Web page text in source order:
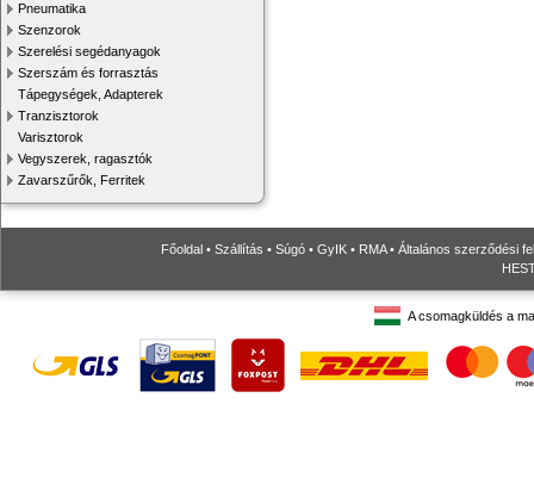
Pneumatika
Szenzorok
Szerelési segédanyagok
Szerszám és forrasztás
Tápegységek, Adapterek
Tranzisztorok
Varisztorok
Vegyszerek, ragasztók
Zavarszűrők, Ferritek
Főoldal • Szállítás • Súgó • GyIK • RMA• Általános szerződési
A csomagküldés a